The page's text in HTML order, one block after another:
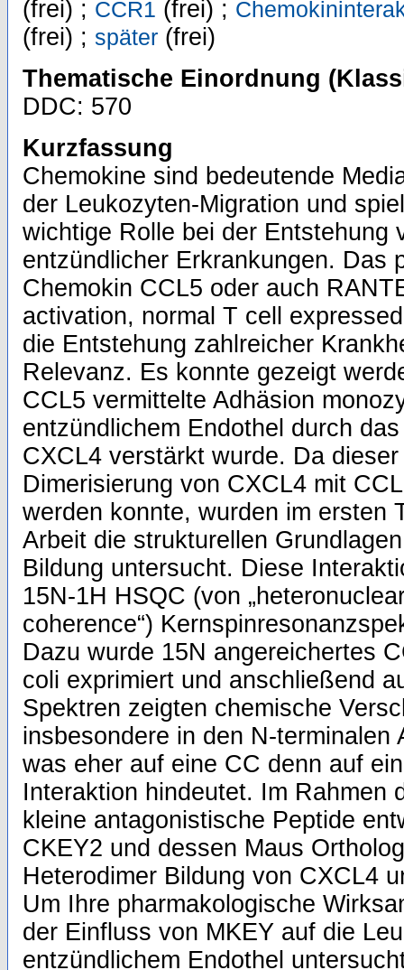
(frei) ; CCR1 (frei) ;
(frei) ; später (frei)
Thematische Einordnung
DDC: 570
Kurzfassung
Chemokine sind bedeutende
der Leukozyten-Migration und
wichtige Rolle bei der Entstehung
entzündlicher Erkrankungen. Das
Chemokin CCL5 oder auch
activation, normal T cell
die Entstehung zahlreicher
Relevanz. Es konnte gezeigt
CCL5 vermittelte Adhäsion
entzündlichem Endothel durch
CXCL4 verstärkt wurde. Da
Dimerisierung von CXCL4 mit
werden konnte, wurden im ersten
Arbeit die strukturellen
Bildung untersucht. Diese
15N-1H HSQC (von
coherence“)
Dazu wurde 15N angereichertes
coli exprimiert und anschließend
Spektren zeigten chemische
insbesondere in den N-terminalen
was eher auf eine CC denn auf
Interaktion hindeutet. Im Rahmen
kleine antagonistische Peptide
CKEY2 und dessen Maus
Heterodimer Bildung von CXCL4
Um Ihre pharmakologische
der Einfluss von MKEY auf die
entzündlichem Endothel